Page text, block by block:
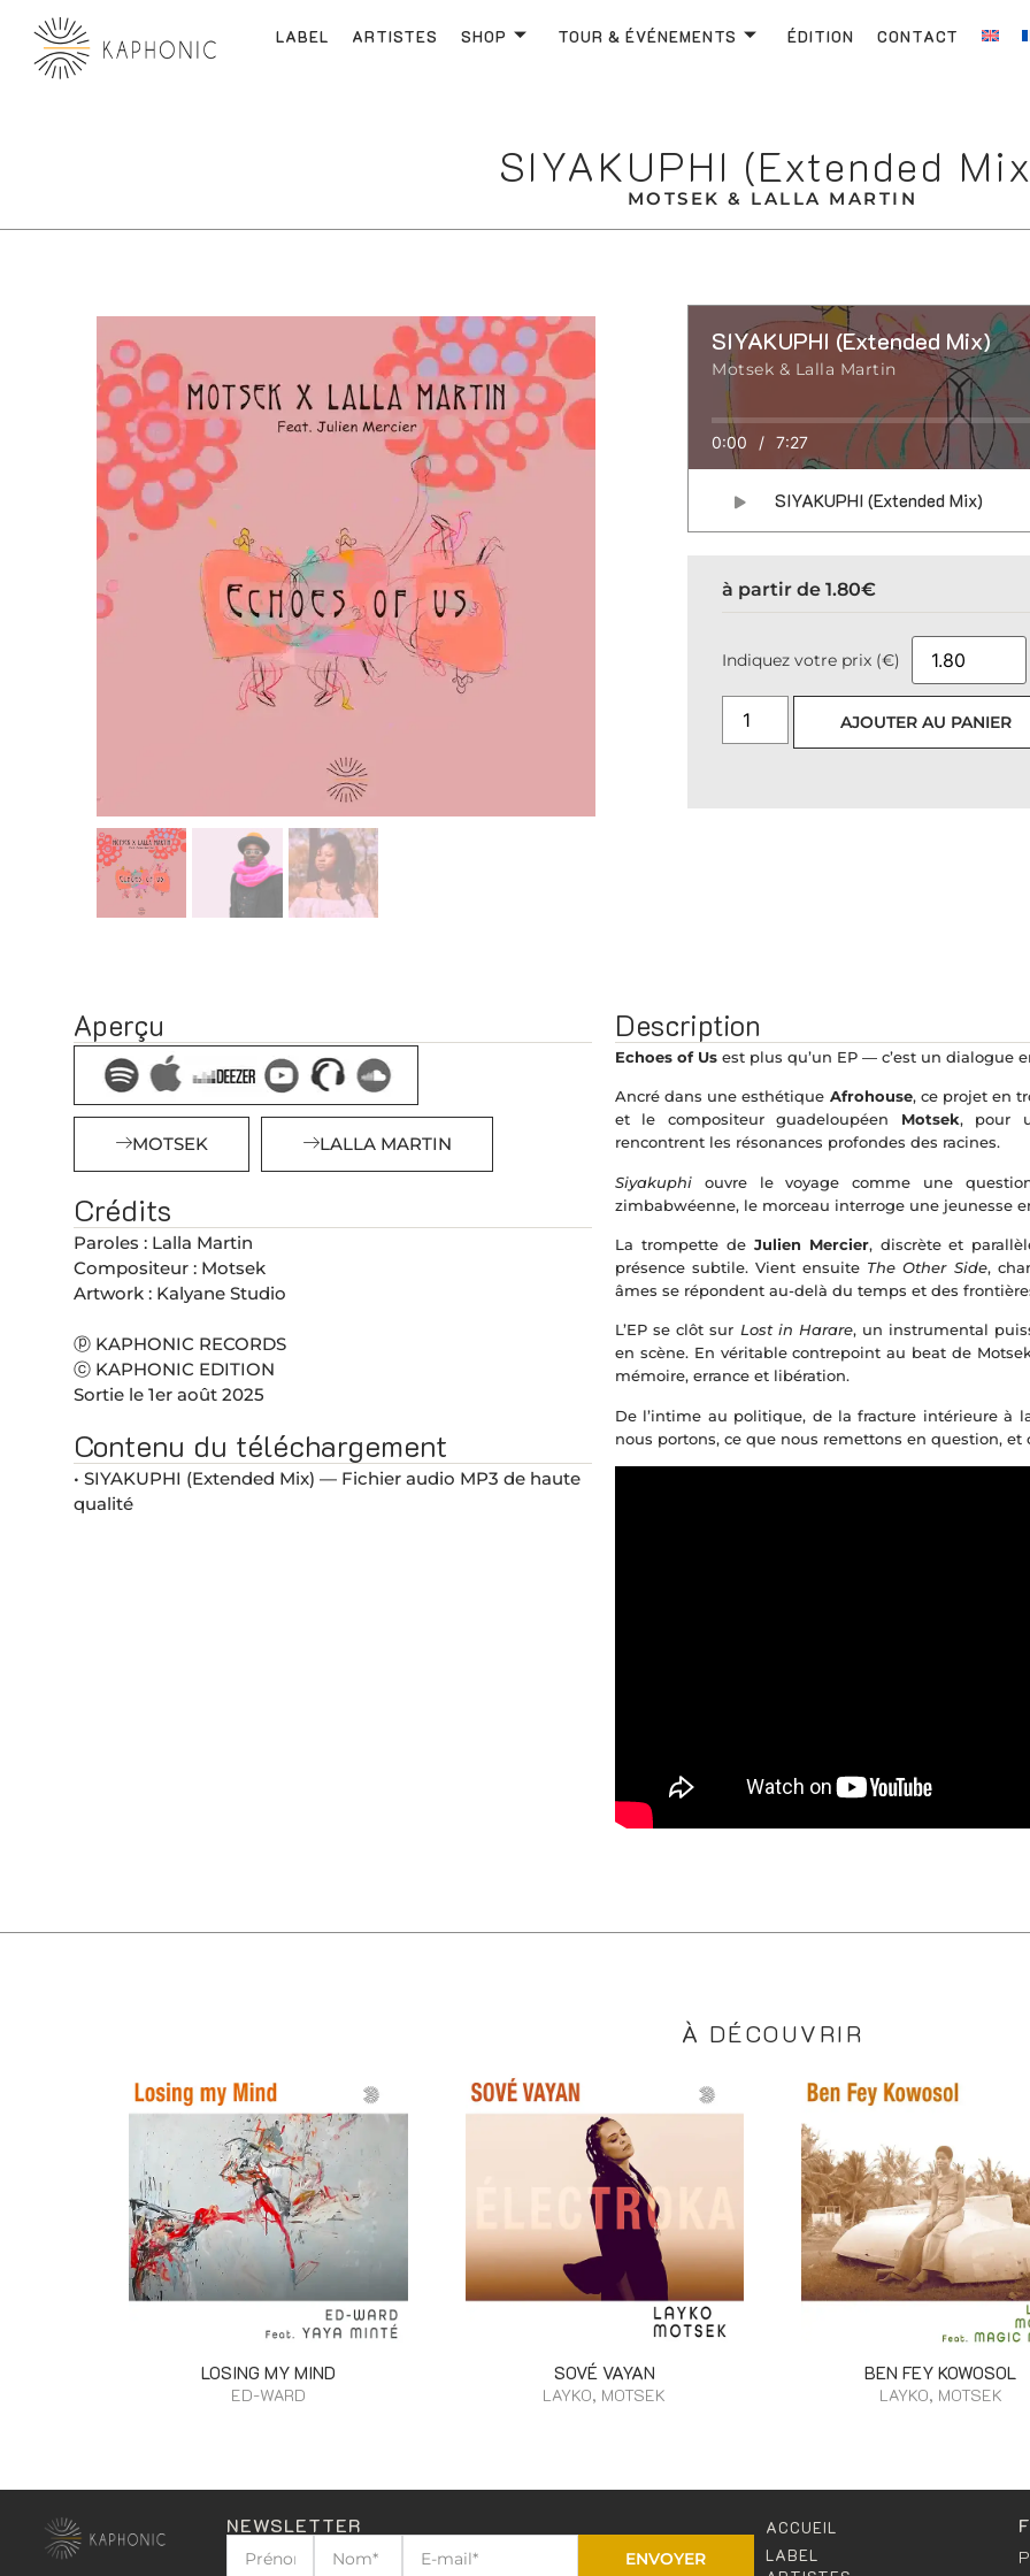
LABEL ARTISTES SHOP TOUR & ÉVÉNEMENTS ÉDITION CONTACT
MOTSEK & LALLA MARTIN
SIYAKUPHI (Extended
SIYAKUPHI (Extended Mix)
Motsek & Lalla Martin
0:00 / 7:27
SIYAKUPHI (Extended Mix)
à partir de1.80€
Indiquez votre prix (€)
AJOUTER AU PANIER
Aperçu
MOTSEK LALLA MARTIN
Crédits
Paroles : Lalla Martin
Compositeur : Motsek
Artwork : Kalyane Studio
ⓟ KAPHONIC RECORDS
ⓒ KAPHONIC EDITION
Sortie le 1er août 2025
Contenu du téléchargement
• SIYAKUPHI (Extended Mix) — Fichier audio MP3 de haute
qualité
Description
Echoes of Us est plus qu’un EP — c’est un dialogue
Ancré dans une esthétique Afrohouse, ce projet en
et le compositeur guadeloupéen Motsek, pour
rencontrent les résonances profondes des racines.
Siyakuphi ouvre le voyage comme une
zimbabwéenne, le morceau interroge une jeunesse
La trompette de Julien Mercier, discrète et
présence subtile. Vient ensuite The Other Side,
âmes se répondent au-delà du temps et des
L’EP se clôt sur Lost in Harare, un instrumental
en scène. En véritable contrepoint au beat de
mémoire, errance et libération.
De l’intime au politique, de la fracture intérieure à
nous portons, ce que nous remettons en question,
À DÉCOUVRIR
LOSING MY MIND
ED-WARD
SOVÉ VAYAN
LAYKO, MOTSEK
BEN FEY KOWOSOL
LAYKO, MOTSEK
NEWSLETTER
ENVOYER
ACCUEIL
LABEL